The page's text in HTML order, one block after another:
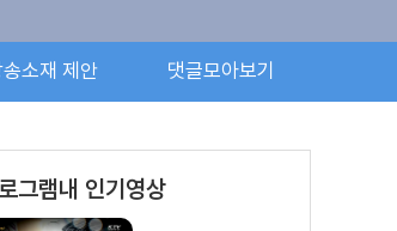
요성을 적극적으로 알린다.
손문선 아나운서가 환상의 호흡을
송소재 제안 댓글모아보기
그램내 인기영상